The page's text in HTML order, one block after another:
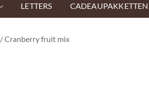
LETTERS CADEAUPAKKETTEN
/ Cranberry fruit mix